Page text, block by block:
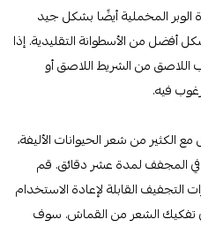
المخملية أيضًا بشكل جيد
أفضل من الأسطوانة التقليدية. إذا
اللاصق من الشريط اللاصق أو
فيه.
الكثير من شعر الحيوانات الأليفة،
المجفف لمدة عشر دقائق. قم
القابلة لإعادة الاستخدام
في تفكيك الشعر من القماش. سوف